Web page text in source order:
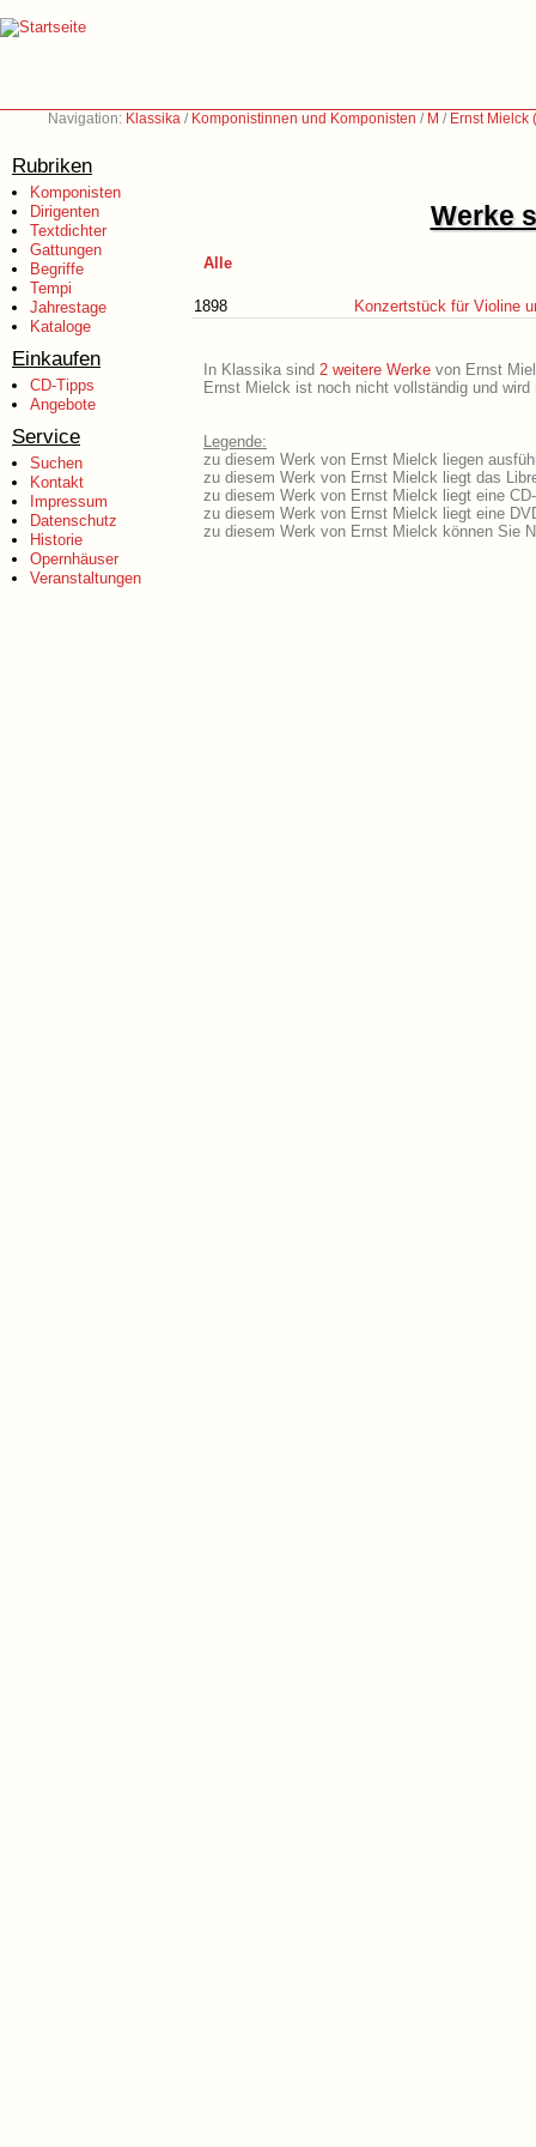
Navigation: Klassika / Komponistinnen und Komponisten / M / Ernst Mielck
Rubriken
Komponisten
Dirigenten
Textdichter
Gattungen
Begriffe
Tempi
Jahrestage
Kataloge
Einkaufen
CD-Tipps
Angebote
Service
Suchen
Kontakt
Impressum
Datenschutz
Historie
Opernhäuser
Veranstaltungen
Werke
Alle
1898 Konzertstück für Violine
In Klassika sind 2 weitere Werke von Ernst
Ernst Mielck ist noch nicht vollständig und
Legende:
zu diesem Werk von Ernst Mielck liegen
zu diesem Werk von Ernst Mielck liegt das
zu diesem Werk von Ernst Mielck liegt eine
zu diesem Werk von Ernst Mielck liegt eine
zu diesem Werk von Ernst Mielck können Sie